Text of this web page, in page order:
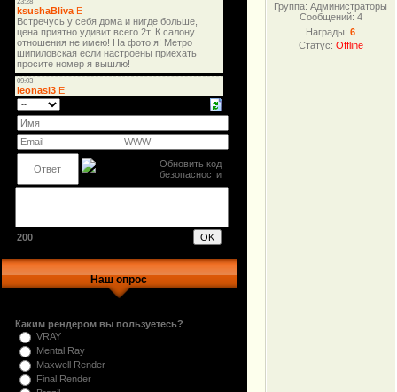
200
Наш опрос
Каким рендером вы пользуетесь?
VRAY
Mental Ray
Maxwell Render
Final Render
Группа: Администраторы
Сообщений: 4
Награды:6
Статус: Offline